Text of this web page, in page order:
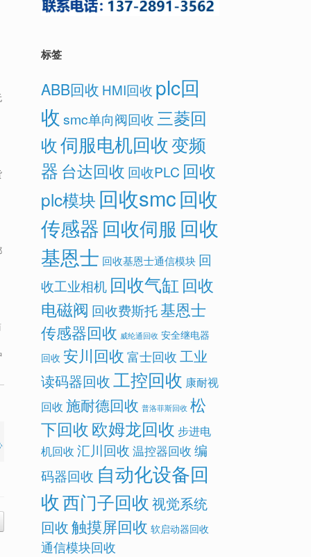
标签
ABB回收 HMI回收 plc回
收 smc单向阀回收三菱回
收伺服电机回收变频
器 台达回收 回收PLC 回收
plc模块 回收smc回收
传感器回收伺服 回收
基恩士 回收基恩士通信模块 回
收工业相机 回收气缸 回收
电磁阀 回收费斯托基恩士
传感器回收 威纶通回收 安全继电器
回收 安川回收 富士回收 工业
读码器回收工控回收 康耐视
回收 施耐德回收 普洛菲斯回收 松
下回收欧姆龙回收 步进电
机回收 汇川回收 温控器回收 编
码器回收 自动化设备回
收西门子回收视觉系统
回收触摸屏回收 软启动器回收
通信模块回收